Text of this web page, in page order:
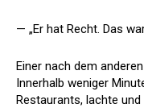
— „Er hat Recht. Das
Einer nach dem
Innerhalb weniger
Restaurants, lachte